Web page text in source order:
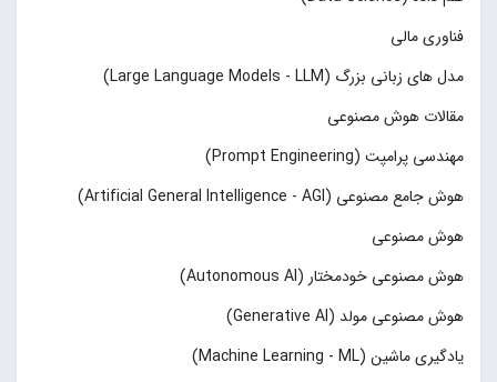
فناوری مالی
مدل های زبانی بزرگ (Large Language Models - LLM)
مقالات هوش مصنوعی
مهندسی پرامپت (Prompt Engineering)
هوش جامع مصنوعی (Artificial General Intelligence - AGI)
هوش مصنوعی
هوش مصنوعی خودمختار (Autonomous AI)
هوش مصنوعی مولد (Generative AI)
یادگیری ماشین (Machine Learning - ML)